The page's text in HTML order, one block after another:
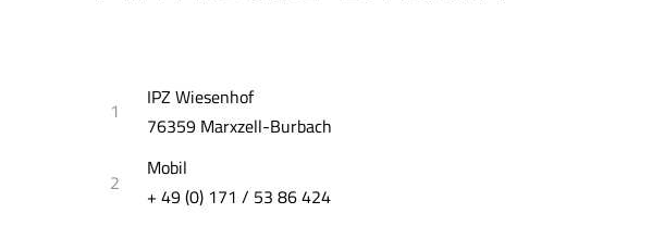
1
IPZ Wiesenhof
76359 Marxzell-Burbach
2
Mobil
+ 49 (0) 171 / 53 86 424